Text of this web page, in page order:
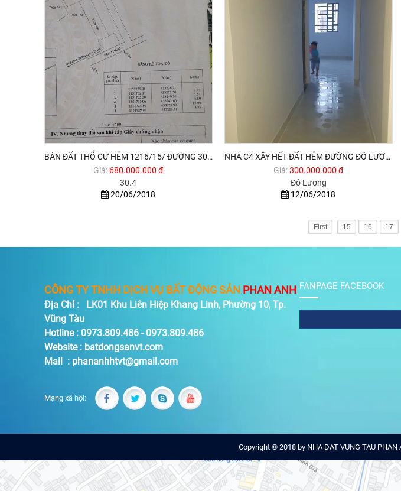
BÁN ĐẤT THỔ CƯ HẺM 1216/15/ ĐƯỜNG 30.4 P12 TPVT . 680TR CÓ TL
Giá: 680.000.000 đ
30.4
20/06/2018
NHÀ C4 XÂY HẾT ĐẤT HẺM ĐƯỜNG ĐÔ LƯƠNG P12 TP VŨNG TÀU 300TR CÓ THƯƠNG LƯỢNG
Giá:300.000.000 đ
Đô Lương
12/06/2018
First 15 16 17
CÔNG TY TNHH DỊCH VỤ BẤT ĐỘNG SẢN PHAN ANH
Địa Chỉ : LK01 Khu Liên Hiệp Khang Linh, Phường 10, Tp.
Vũng Tàu
Hotline : 0973.809.486 - 0973.809.486
Website : batdongsanvt.com
Mail : phananhhtvt@gmail.com
Mạng xã hội:
FANPAGE FACEBOOK
Copyright © 2018 by NHA DAT VUNG TAU